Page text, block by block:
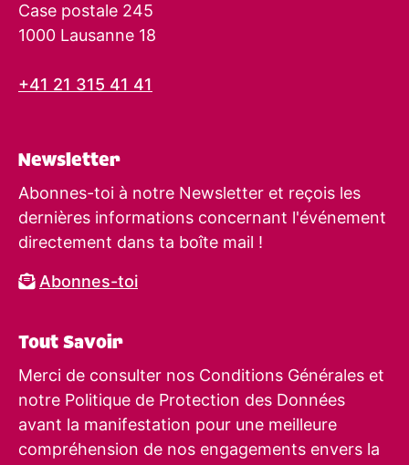
Case postale 245
1000 Lausanne 18
+41 21 315 41 41
Newsletter
Abonnes-toi à notre Newsletter et reçois les
dernières informations concernant l'événement
directement dans ta boîte mail !
Abonnes-toi
Tout Savoir
Merci de consulter nos Conditions Générales et
notre Politique de Protection des Données
avant la manifestation pour une meilleure
compréhension de nos engagements envers la